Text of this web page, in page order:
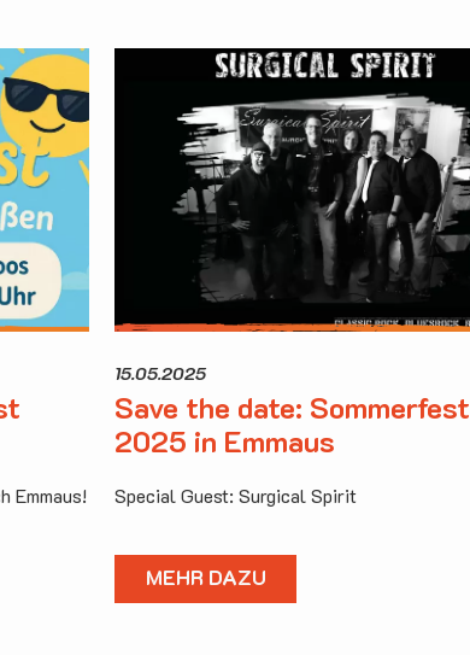
Emmaus!
15.05.2025
Save the date: Sommerfest
2025 in Emmaus
Special Guest: Surgical Spirit
MEHR DAZU